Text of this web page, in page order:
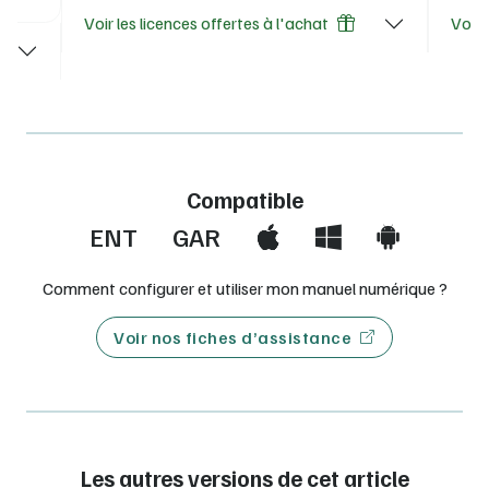
Voir les licences offertes à l'achat Voir
Compatible
ENT GAR
Comment configurer et utiliser mon manuel numérique ?
Voir nos fiches d’assistance
Les autres versions de cet article